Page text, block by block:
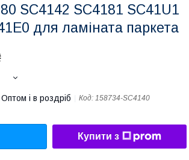
SC4142 SC4181 SC41U1
для ламіната паркета
Оптом і в роздріб Код: 158734-SC4140
Купити з